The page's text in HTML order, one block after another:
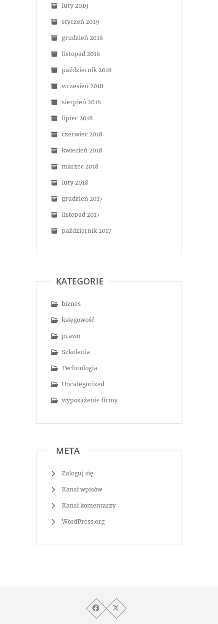
luty 2019
styczeń 2019
grudzień 2018
listopad 2018
październik 2018
wrzesień 2018
sierpień 2018
lipiec 2018
czerwiec 2018
kwiecień 2018
marzec 2018
luty 2018
grudzień 2017
listopad 2017
październik 2017
KATEGORIE
biznes
księgowość
prawo
Szkolenia
Technologia
Uncategorized
wyposażenie firmy
META
Zaloguj się
Kanał wpisów
Kanał komentarzy
WordPress.org